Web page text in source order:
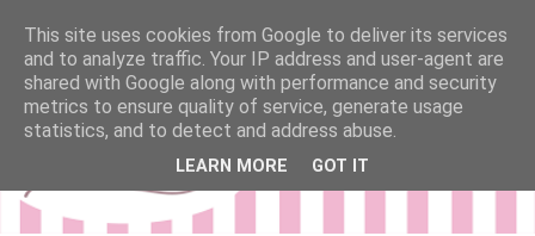
This site uses cookies from Google to deliver its services
and to analyze traffic. Your IP address and user-agent are
shared with Google along with performance and security
metrics to ensure quality of service, generate usage
statistics, and to detect and address abuse.
LEARN MORE GOT IT